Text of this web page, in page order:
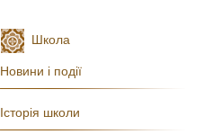
Школа
Новини і події
Історія школи